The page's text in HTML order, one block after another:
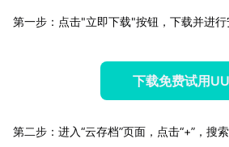
第一步：点击"立即下载"按钮，下载并进行
下载免费试用UU
第二步：进入“云存档”页面，点击“+”，搜